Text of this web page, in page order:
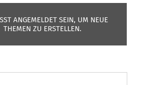
ANGEMELDET SEIN, UM NEUE
THEMEN ZU ERSTELLEN.